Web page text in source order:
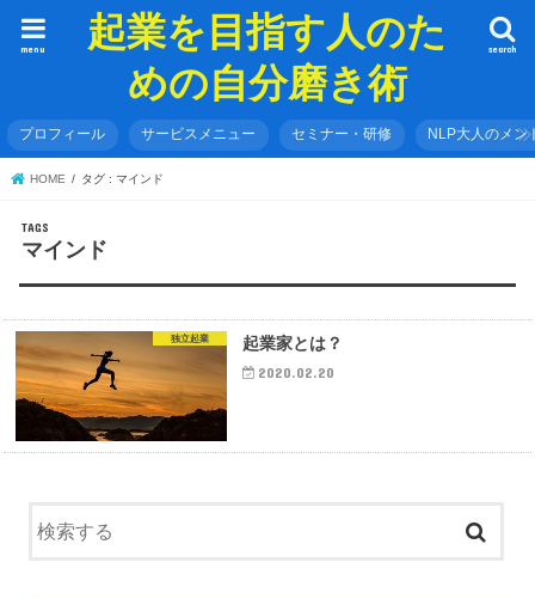
起業を目指す人のた
めの自分磨き術
search
menu
プロフィール サービスメニュー セミナー・研修 NLP大人のメン
HOME タグ : マインド
マインド
独立起業 起業家とは？
2020.02.20